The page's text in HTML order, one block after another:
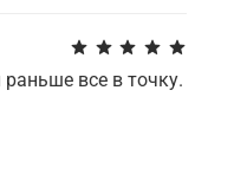
все в точку.